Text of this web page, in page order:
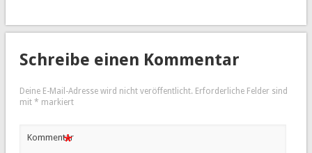
Schreibe einen Kommentar
Deine E-Mail-Adresse wird nicht veröffentlicht. Erforderliche Felder sind
mit * markiert
Kommentar
*